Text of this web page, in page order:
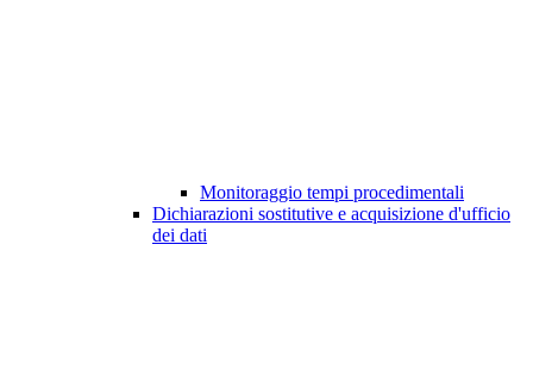
Monitoraggio tempi procedimentali
Dichiarazioni sostitutive e acquisizione d'ufficio
dei dati